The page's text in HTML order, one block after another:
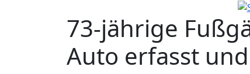
73-jährige
Auto erfasst